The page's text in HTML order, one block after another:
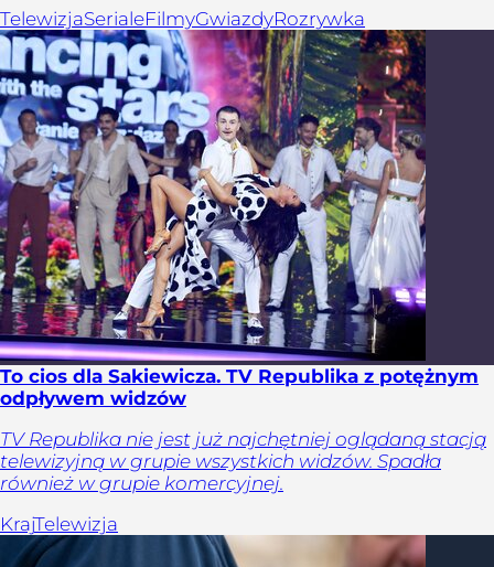
TelewizjaSerialeFilmyGwiazdyRozrywka
To cios dla Sakiewicza. TV Republika z potężnym
odpływem widzów
TV Republika nie jest już najchętniej oglądaną stacją
telewizyjną w grupie wszystkich widzów. Spadła
również w grupie komercyjnej.
KrajTelewizja